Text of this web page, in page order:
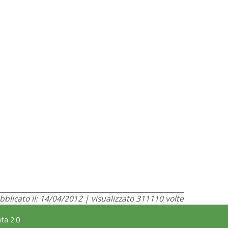
il: 14/04/2012 | visualizzato 311110 volte
2.0